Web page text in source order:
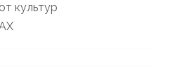
культур